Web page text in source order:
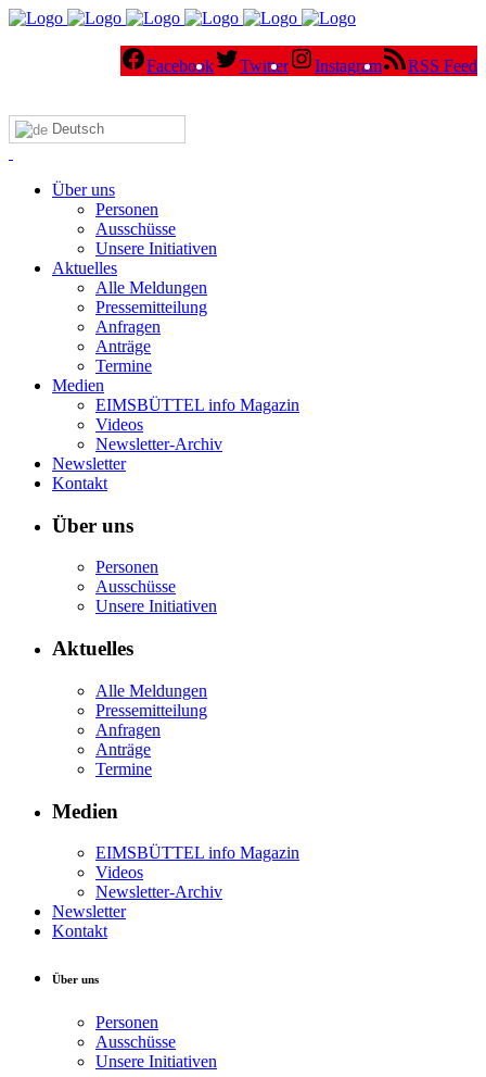
Facebook Twitter Instagram RSS Feed
Deutsch
Über uns
Personen
Ausschüsse
Unsere Initiativen
Aktuelles
Alle Meldungen
Pressemitteilung
Anfragen
Anträge
Termine
Medien
EIMSBÜTTEL info Magazin
Videos
Newsletter-Archiv
Newsletter
Kontakt
Über uns
Personen
Ausschüsse
Unsere Initiativen
Aktuelles
Alle Meldungen
Pressemitteilung
Anfragen
Anträge
Termine
Medien
EIMSBÜTTEL info Magazin
Videos
Newsletter-Archiv
Newsletter
Kontakt
Über uns
Personen
Ausschüsse
Unsere Initiativen